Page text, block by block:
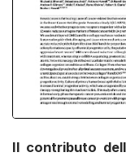
Il contributo